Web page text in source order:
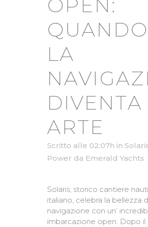
OPEN:
QUANDO
LA
DIVENTA
ARTE
Scritto alle 02:07h in
Power da Emerald Yachts
Solaris, storico cantiere
italiano, celebra la bellezza
navigazione con un’
imbarcazione open. Dopo il